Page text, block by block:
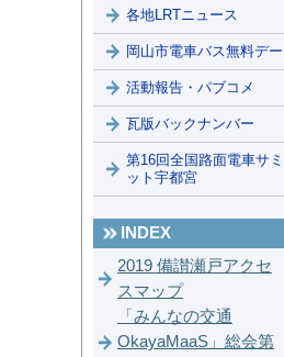
各地LRTニュース
岡山市電車バス無料デー
活動報告・パブコメ
瓦版バックナンバー
第16回全国路面電車サミ
ット宇都宮
INDEX
2019 備讃瀬戸アクセ
スマップ
「みんなの交通
OkayaMaaS」総会第